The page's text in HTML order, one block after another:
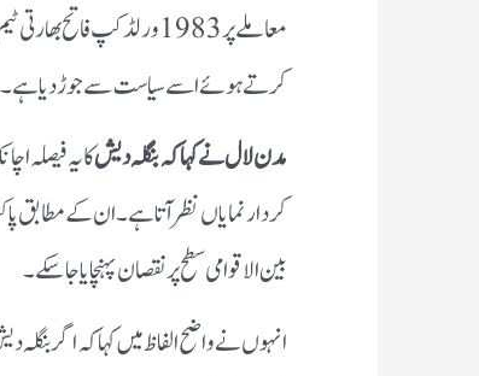
معاملے پر 1983 ورلڈ کپ
کرتے ہوئے اسے سیاست سے جوڑ دیا ہے۔
مدن لال نے کہا کہ بنگلہ دیشکا یہ فیصلہ
کردار نمایاں نظر آتا ہے۔ ان کے مطابق
بین الاقوامی سطح پر نقصان پہنچایا جا سکے۔